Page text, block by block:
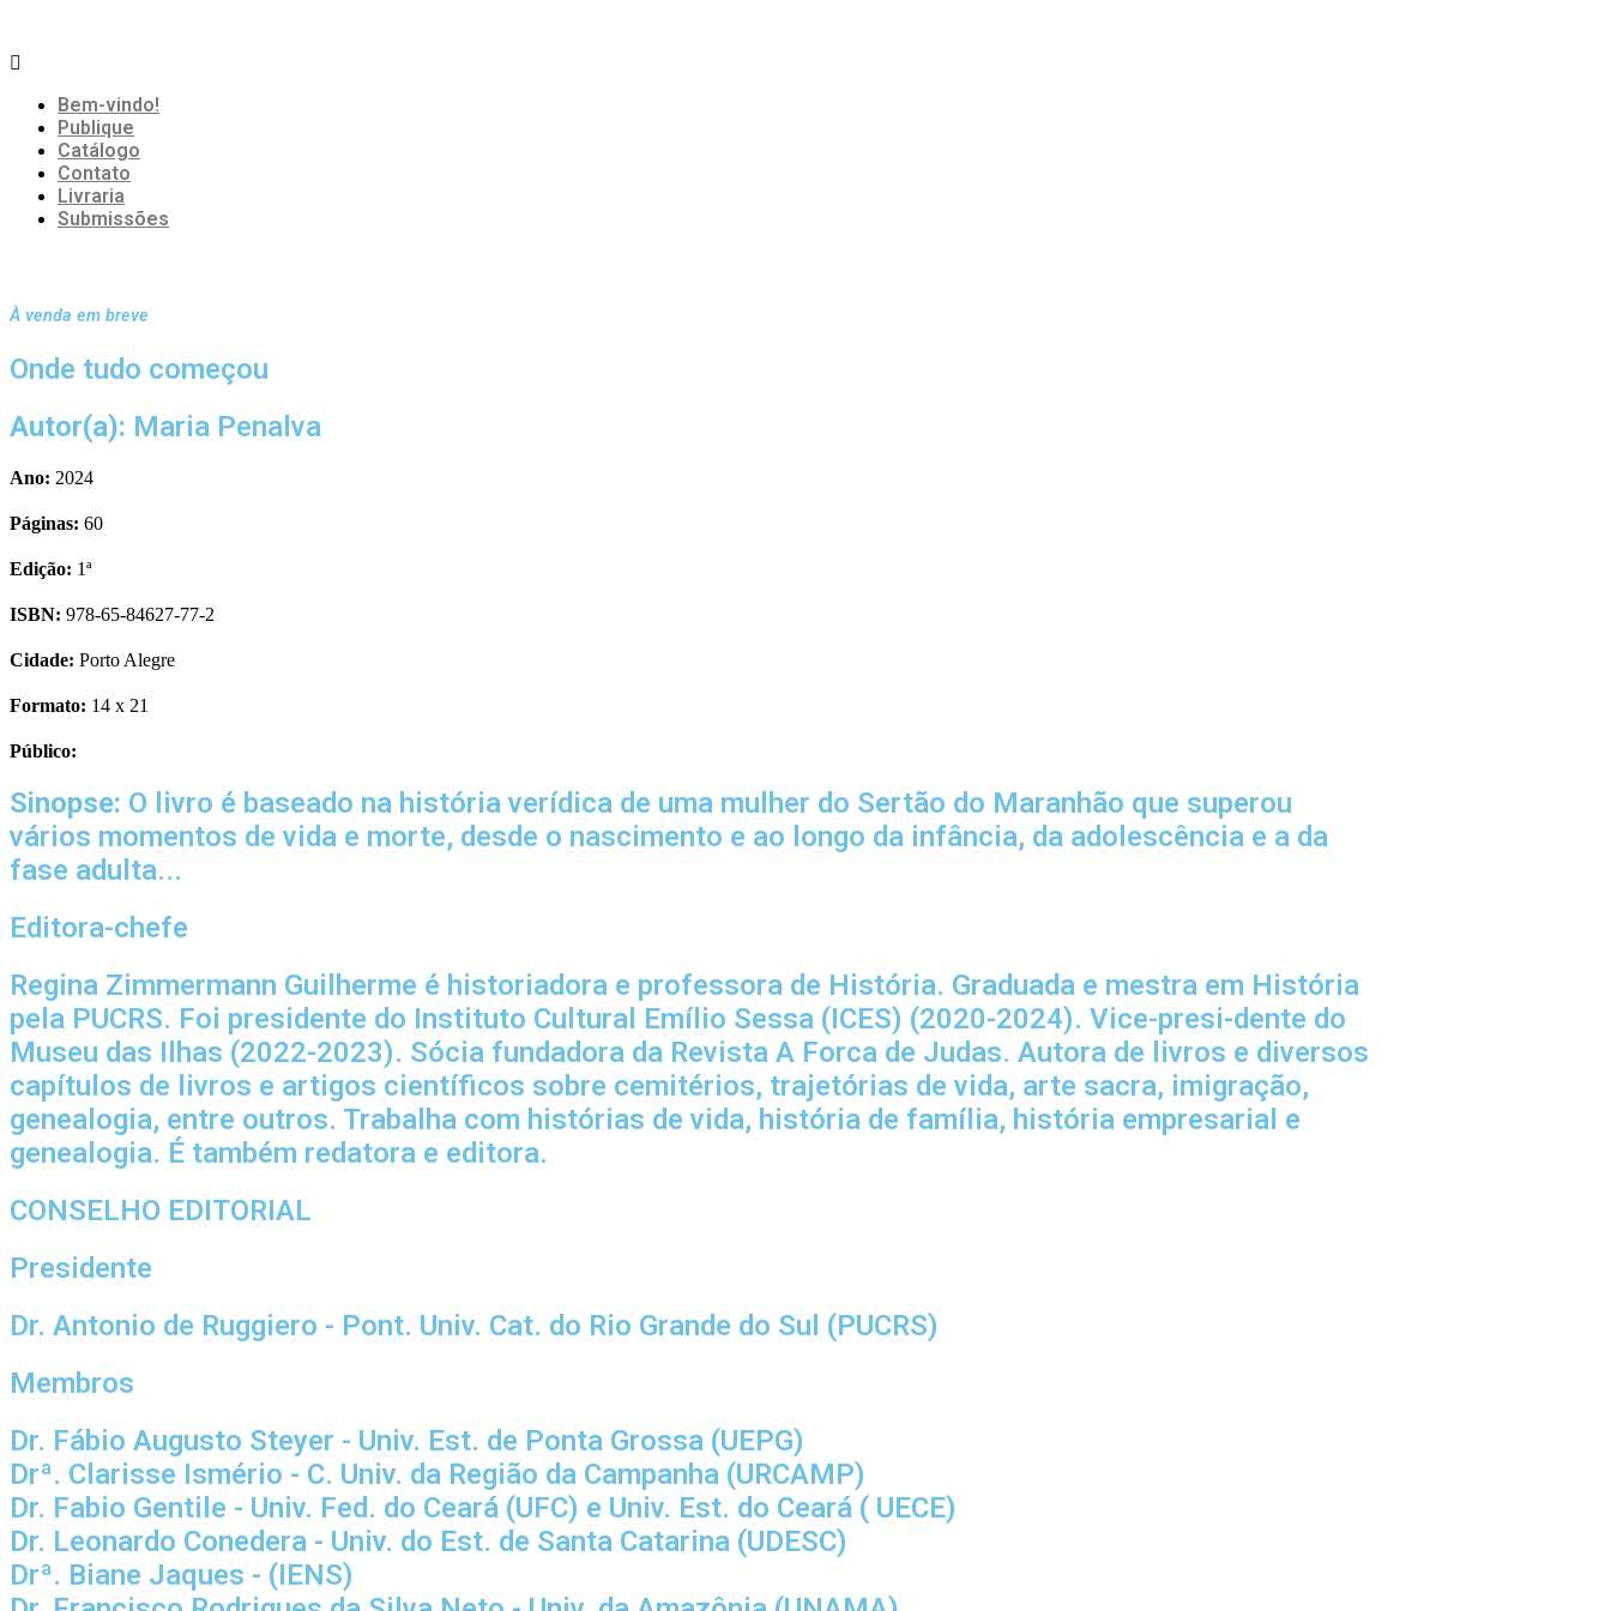
Bem-vindo!
Publique
Catálogo
Contato
Livraria
Submissões
À venda em breve
Onde tudo começou
Autor(a): Maria Penalva
Ano: 2024
Páginas: 60
Edição: 1ª
ISBN: 978-65-84627-77-2
Cidade: Porto Alegre
Formato: 14 x 21
Público:
Sinopse: O livro é baseado na história verídica de uma mulher do Sertão do Maranhão que superou
vários momentos de vida e morte, desde o nascimento e ao longo da infância, da adolescência e a da
fase adulta...
Editora-chefe
Regina Zimmermann Guilherme é historiadora e professora de História. Graduada e mestra em História
pela PUCRS. Foi presidente do Instituto Cultural Emílio Sessa (ICES) (2020-2024). Vice-presi-dente do
Museu das Ilhas (2022-2023). Sócia fundadora da Revista A Forca de Judas. Autora de livros e diversos
capítulos de livros e artigos científicos sobre cemitérios, trajetórias de vida, arte sacra, imigração,
genealogia, entre outros. Trabalha com histórias de vida, história de família, história empresarial e
genealogia. É também redatora e editora.
CONSELHO EDITORIAL
Presidente
Dr. Antonio de Ruggiero - Pont. Univ. Cat. do Rio Grande do Sul (PUCRS)
Membros
Dr. Fábio Augusto Steyer - Univ. Est. de Ponta Grossa (UEPG)
Drª. Clarisse Ismério - C. Univ. da Região da Campanha (URCAMP)
Dr. Fabio Gentile - Univ. Fed. do Ceará (UFC) e Univ. Est. do Ceará ( UECE)
Dr. Leonardo Conedera - Univ. do Est. de Santa Catarina (UDESC)
Drª. Biane Jaques - (IENS)